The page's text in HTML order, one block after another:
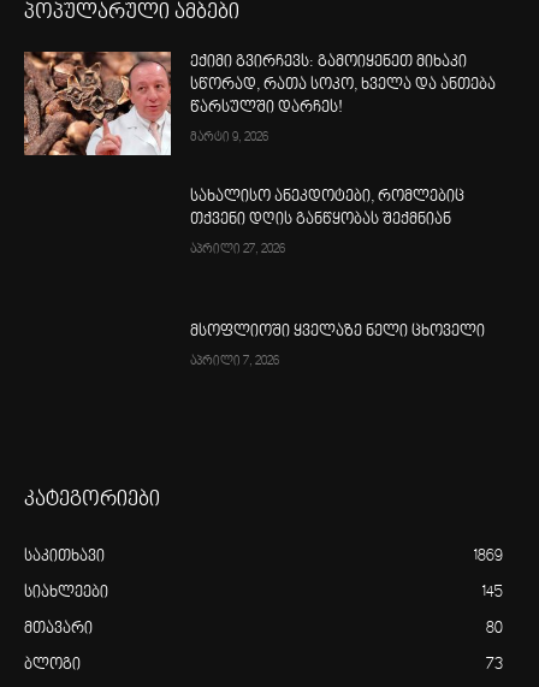
პოპულარული ამბები
ექიმი გვირჩევს: გამოიყენეთ მიხაკი
სწორად, რათა სოკო, ხველა და ანთება
წარსულში დარჩეს!
მარტი 9, 2026
სახალისო ანეკდოტები, რომლებიც
თქვენი დღის განწყობას შექმნიან
აპრილი 27, 2026
მსოფლიოში ყველაზე ნელი ცხოველი
აპრილი 7, 2026
კატეგორიები
საკითხავი 1869
სიახლეები 145
მთავარი 80
ბლოგი 73